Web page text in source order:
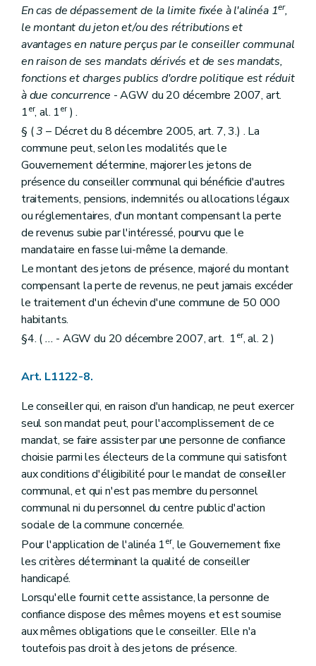
Section première Mode de désignation et statut des conseillers de (secteur)
Art. L1412-1
Section 2 Réunions, discussions et décisions des conseils de (secteur)
Art. L1412-2
Art. L1412-3
Section 3 Attributions
Art. L1412-4
Art. L1412-7
Art. L1412-8
Chapitre III Le bureau et le président
Section première
Mode de désignation et statut des membres du bureau et du président
Art. L1413-1
Section 2 Réunions, délibérations et décisions du bureau
Art. L1413-2
Section 3 Attributions
Art. L1413-3
Art. L1413-4
Chapitre IV Le secrétaire
Art. L1414-1
Titre II
Les actes des autorités de (secteur)
Chapitre premier Disposition générale
Chapitre II Rédaction et publication des actes
Titre III
Art. L1431-1
Titre IV
Administration des (secteurs)
Chapitre unique
Art. L1441-1
Titre V Les finances des (secteurs)
Chapitre unique
Art. L1451-1
Art. L1451-2
Art. L1451-3
Livre V De la coopération entre communes
Titre premier
Dispositions générales
Chapitre premier Champ d'application
Art. L1511-1
Section première
Les conventions entre communes
Art. L1512-1
Section 2 Les associations de projet
Art. L1512-2
Section 3 Les (... – Décret du 9 mars 2007, art. 3) intercommunales
Art. L1512-3
En cas de dépassement de la limite fixée à l'alinéa 1er,
le montant du jeton et/ou des rétributions et
avantages en nature perçus par le conseiller communal
en raison de ses mandats dérivés et de ses mandats,
fonctions et charges publics d'ordre politique est réduit
à due concurrence - AGW du 20 décembre 2007, art.
1er, al. 1er) .
§ (3 – Décret du 8 décembre 2005, art. 7, 3.) . La
commune peut, selon les modalités que le
Gouvernement détermine, majorer les jetons de
présence du conseiller communal qui bénéficie d'autres
traitements, pensions, indemnités ou allocations légaux
ou réglementaires, d'un montant compensant la perte
de revenus subie par l'intéressé, pourvu que le
mandataire en fasse lui-même la demande.
Le montant des jetons de présence, majoré du montant
compensant la perte de revenus, ne peut jamais excéder
le traitement d'un échevin d'une commune de 50 000
habitants.
§4. (... - AGW du 20 décembre 2007, art. 1er, al. 2 )
Art. L1122-8.
Le conseiller qui, en raison d'un handicap, ne peut exercer
seul son mandat peut, pour l'accomplissement de ce
mandat, se faire assister par une personne de confiance
choisie parmi les électeurs de la commune qui satisfont
aux conditions d'éligibilité pour le mandat de conseiller
communal, et qui n'est pas membre du personnel
communal ni du personnel du centre public d'action
sociale de la commune concernée.
Pour l'application de l'alinéa 1er, le Gouvernement fixe
les critères déterminant la qualité de conseiller
handicapé.
Lorsqu'elle fournit cette assistance, la personne de
confiance dispose des mêmes moyens et est soumise
aux mêmes obligations que le conseiller. Elle n'a
toutefois pas droit à des jetons de présence.